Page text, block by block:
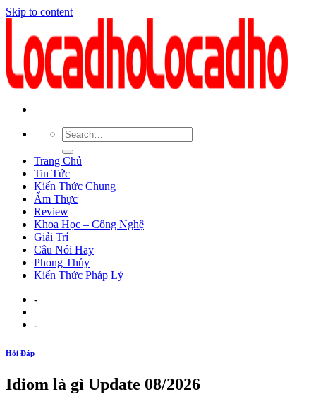
Skip to content
Trang Chủ
Tin Tức
Kiến Thức Chung
Ẩm Thực
Review
Khoa Học – Công Nghệ
Giải Trí
Câu Nói Hay
Phong Thủy
Kiến Thức Pháp Lý
-
-
Hỏi Đáp
Idiom là gì Update 08/2026